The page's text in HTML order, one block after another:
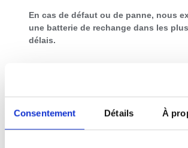
Consentement Détails À
En cas de défaut ou de panne, nous
une batterie de rechange dans les
délais.
Que faire si vous avez
ancienne machine
batterie acide ?